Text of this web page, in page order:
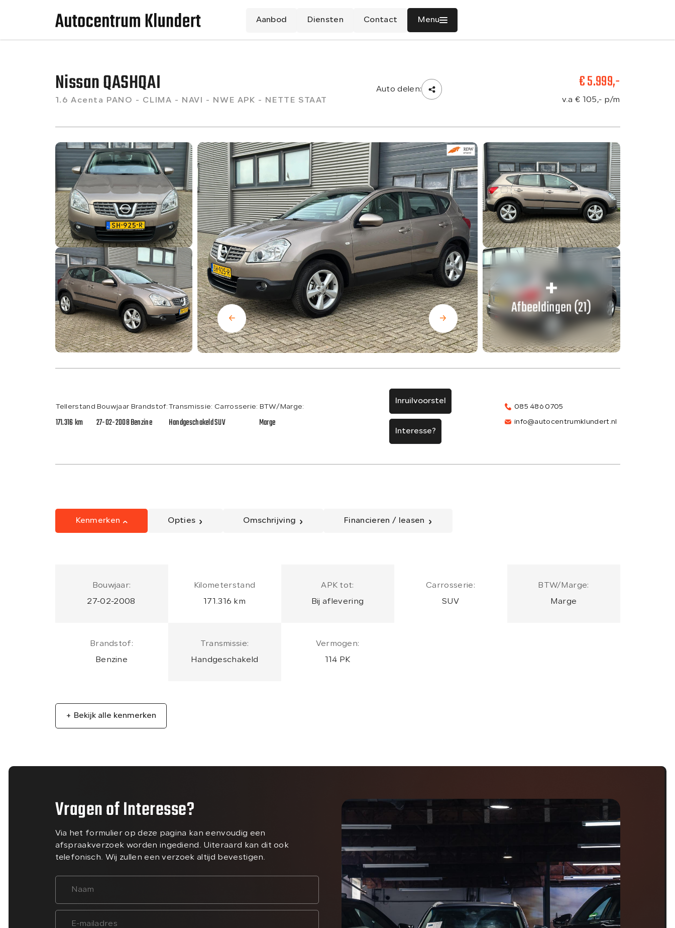
Aanbod Diensten Contact Menu
Verkocht
Over ons
Contact
Nissan QASHQAI
1.6 Acenta PANO - CLIMA - NAVI - NWE APK - NETTE STAAT
Auto delen: € 5.999,-
v.a € 105,- p/m
Afbeeldingen (21)
Tellerstand
171.316 km
Bouwjaar
27-02-2008
Brandstof:
Benzine
Transmissie:
Handgeschakeld
Carrosserie:
SUV
BTW/Marge:
Marge
Inruilvoorstel
Interesse?
085 486 0705
info@autocentrumklundert.nl
Kenmerken Opties Omschrijving Financieren / leasen
Bouwjaar:
27-02-2008
Kilometerstand
171.316 km
APK tot:
Bij aflevering
Carrosserie:
SUV
BTW/Marge:
Marge
Brandstof:
Benzine
Transmissie:
Handgeschakeld
Vermogen:
114 PK
+ Bekijk alle kenmerken
Vragen of Interesse?
Via het formulier op deze pagina kan eenvoudig een
afspraakverzoek worden ingediend. Uiteraard kan dit ook
telefonisch. Wij zullen een verzoek altijd bevestigen.